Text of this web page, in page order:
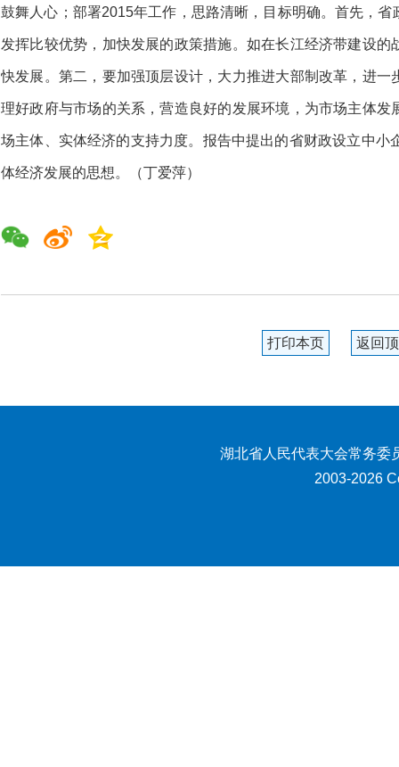
鼓舞人心；部署2015年工作，思路清晰，目标明确。首先，
发挥比较优势，加快发展的政策措施。如在长江经济带建设
快发展。第二，要加强顶层设计，大力推进大部制改革，进
理好政府与市场的关系，营造良好的发展环境，为市场主体
场主体、实体经济的支持力度。报告中提出的省财政设立中小
体经济发展的思想。（丁爱萍）
打印本页 返回
湖北省人民代表大会常务委
2003-2026